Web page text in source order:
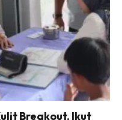
Breakout, Ikut